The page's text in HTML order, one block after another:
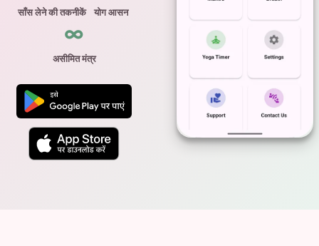
साँस लेने की तकनीकें योग आसन
∞
असीमित मंत्र